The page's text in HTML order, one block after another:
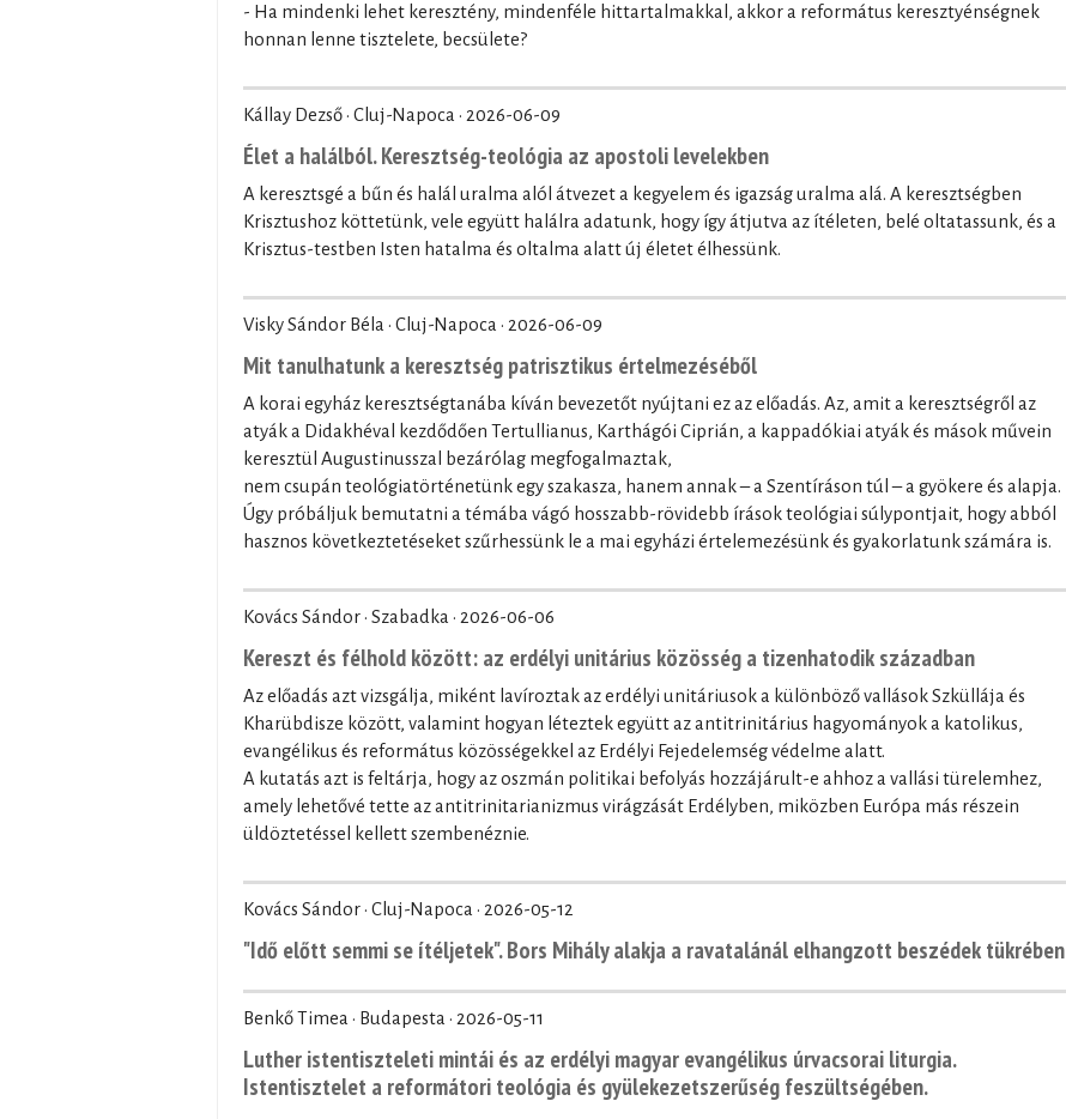
- Ha mindenki lehet keresztény, mindenféle hittartalmakkal, akkor a református keresztyénségnek
honnan lenne tisztelete, becsülete?
Kállay Dezső · Cluj-Napoca · 2026-06-09
Élet a halálból. Keresztség-teológia az apostoli levelekben
A keresztsgé a bűn és halál uralma alól átvezet a kegyelem és igazság uralma alá. A keresztségben
Krisztushoz köttetünk, vele együtt halálra adatunk, hogy így átjutva az ítéleten, belé oltatassunk, és a
Krisztus-testben Isten hatalma és oltalma alatt új életet élhessünk.
Visky Sándor Béla · Cluj-Napoca · 2026-06-09
Mit tanulhatunk a keresztség patrisztikus értelmezéséből
A korai egyház keresztségtanába kíván bevezetőt nyújtani ez az előadás. Az, amit a keresztségről az
atyák a Didakhéval kezdődően Tertullianus, Karthágói Ciprián, a kappadókiai atyák és mások művein
keresztül Augustinusszal bezárólag megfogalmaztak,
nem csupán teológiatörténetünk egy szakasza, hanem annak – a Szentíráson túl – a gyökere és alapja.
Úgy próbáljuk bemutatni a témába vágó hosszabb-rövidebb írások teológiai súlypontjait, hogy abból
hasznos következtetéseket szűrhessünk le a mai egyházi értelemezésünk és gyakorlatunk számára is.
Kovács Sándor · Szabadka · 2026-06-06
Kereszt és félhold között: az erdélyi unitárius közösség a tizenhatodik században
Az előadás azt vizsgálja, miként lavíroztak az erdélyi unitáriusok a különböző vallások Szküllája és
Kharübdisze között, valamint hogyan léteztek együtt az antitrinitárius hagyományok a katolikus,
evangélikus és református közösségekkel az Erdélyi Fejedelemség védelme alatt.
A kutatás azt is feltárja, hogy az oszmán politikai befolyás hozzájárult-e ahhoz a vallási türelemhez,
amely lehetővé tette az antitrinitarianizmus virágzását Erdélyben, miközben Európa más részein
üldöztetéssel kellett szembenéznie.
Kovács Sándor · Cluj-Napoca · 2026-05-12
"Idő előtt semmi se ítéljetek". Bors Mihály alakja a ravatalánál elhangzott beszédek tükrében
Benkő Timea · Budapesta · 2026-05-11
Luther istentiszteleti mintái és az erdélyi magyar evangélikus úrvacsorai liturgia.
Istentisztelet a reformátori teológia és gyülekezetszerűség feszültségében.